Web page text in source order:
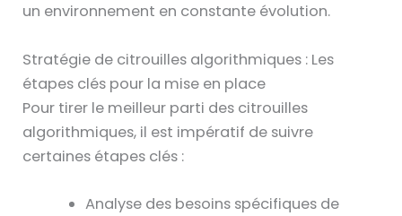
un environnement en constante évolution.
Stratégie de citrouilles algorithmiques : Les
étapes clés pour la mise en place
Pour tirer le meilleur parti des citrouilles
algorithmiques, il est impératif de suivre
certaines étapes clés :
Analyse des besoins spécifiques de